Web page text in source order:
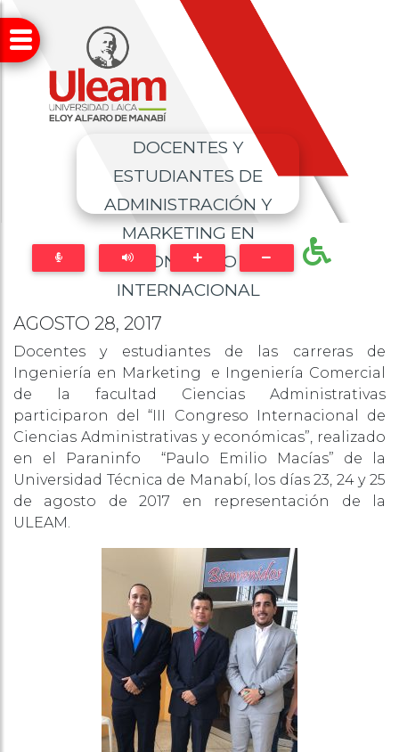
DOCENTES Y
ESTUDIANTES DE
ADMINISTRACIÓN Y
MARKETING EN
CONGRESO
INTERNACIONAL
AGOSTO 28, 2017
Docentes y estudiantes de las carreras de
Ingeniería en Marketing e Ingeniería Comercial
de la facultad Ciencias Administrativas
participaron del “III Congreso Internacional de
Ciencias Administrativas y económicas”, realizado
en el Paraninfo “Paulo Emilio Macías” de la
Universidad Técnica de Manabí, los días 23, 24 y 25
de agosto de 2017 en representación de la
ULEAM.